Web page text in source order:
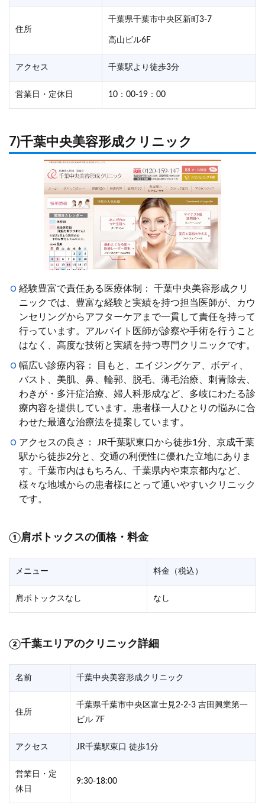
住所
千葉県千葉市中央区新町3-7
高山ビル6F
アクセス 千葉駅より徒歩3分
営業日・定休日 10：00-19：00
7)千葉中央美容形成クリニック
経験豊富で責任ある医療体制： 千葉中央美容形成クリ
ニックでは、豊富な経験と実績を持つ担当医師が、カウ
ンセリングからアフターケアまで一貫して責任を持って
行っています。アルバイト医師が診察や手術を行うこと
はなく、高度な技術と実績を持つ専門クリニックです。
幅広い診療内容： 目もと、エイジングケア、ボディ、
バスト、美肌、鼻、輪郭、脱毛、薄毛治療、刺青除去、
わきが・多汗症治療、婦人科形成など、多岐にわたる診
療内容を提供しています。患者様一人ひとりの悩みに合
わせた最適な治療法を提案しています。
アクセスの良さ： JR千葉駅東口から徒歩1分、京成千葉
駅から徒歩2分と、交通の利便性に優れた立地にありま
す。千葉市内はもちろん、千葉県内や東京都内など、
様々な地域からの患者様にとって通いやすいクリニック
です。
①肩ボトックスの価格・料金
メニュー 料金（税込）
肩ボトックスなし なし
②千葉エリアのクリニック詳細
名前 千葉中央美容形成クリニック
住所
千葉県千葉市中央区富士見2-2-3 吉田興業第一
ビル 7F
アクセス JR千葉駅東口 徒歩1分
営業日・定
休日
9:30-18:00